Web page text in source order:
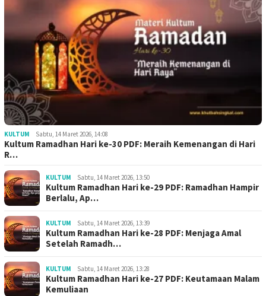
KULTUM Sabtu, 14 Maret 2026, 14:08
Kultum Ramadhan Hari ke-30 PDF: Meraih Kemenangan di Hari
R…
KULTUM Sabtu, 14 Maret 2026, 13:50
Kultum Ramadhan Hari ke-29 PDF: Ramadhan Hampir
Berlalu, Ap…
KULTUM Sabtu, 14 Maret 2026, 13:39
Kultum Ramadhan Hari ke-28 PDF: Menjaga Amal
Setelah Ramadh…
KULTUM Sabtu, 14 Maret 2026, 13:28
Kultum Ramadhan Hari ke-27 PDF: Keutamaan Malam
Kemuliaan